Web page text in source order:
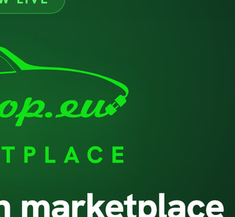
À Propos De Nous
RGPD
Support Technique
Politique De Retour
Contactez-Nous
droits réservés.